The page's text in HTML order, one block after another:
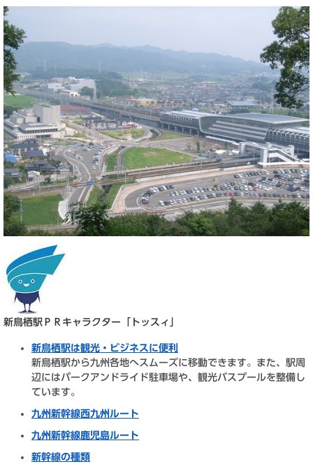
新鳥栖駅ＰＲキャラクター「トッスィ」
新鳥栖駅は観光・ビジネスに便利
新鳥栖駅から九州各地へスムーズに移動できます。また、駅周
辺にはパークアンドライド駐車場や、観光バスプールを整備し
ています。
九州新幹線西九州ルート
九州新幹線鹿児島ルート
新幹線の種類